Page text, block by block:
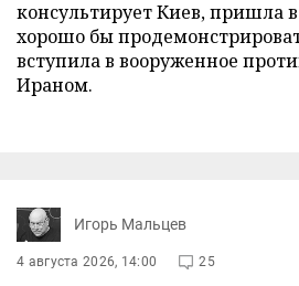
консультирует Киев, пришла
хорошо бы
вступила в вооруженное
Ираном.
Игорь Мальцев
4 августа 2026, 14:00 25